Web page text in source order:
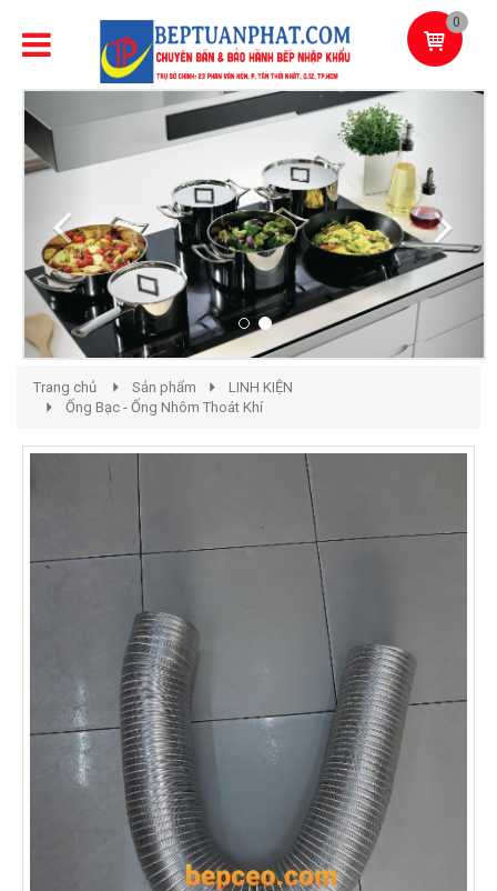
0
Previous
Trang chủ Sản phẩm
LINH KIỆN
Ống Bạc - Ống Nhôm Thoát Khí